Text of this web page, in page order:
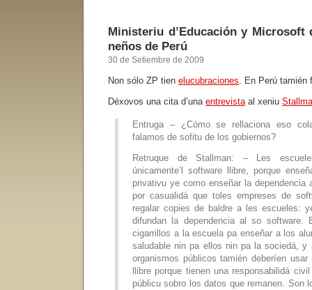
Ministeriu d’Educación y
neños de Perú
30 de Setiembre de 2009
Non sólo ZP tien elucubraciones. En Perú tamién
Déxovos una cita d’una entrevistaal xeniu
Entruga – ¿Cómo se rellaciona eso
falamos de sofitu de los gobiernos?
Retruque de Stallman: – Les
únicamente’l software llibre, porque
privativu ye como enseñar la dependencia
por casualidá que toles empreses de
regalar copies de baldre a les escueles:
difundan la dependencia al so software.
cigarrillos a la escuela pa enseñar a los
saludable nin pa ellos nin pa la sociedá, y
organismos públicos tamién deberíen usar
llibre porque tienen una responsabilidá
públicu sobro los datos que remanen. Son